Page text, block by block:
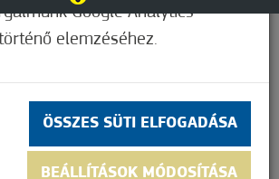
Google Analytics
elemzéséhez.
ÖSSZES SÜTI ELFOGADÁSA
BEÁLLÍTÁSOK MÓDOSÍTÁSA